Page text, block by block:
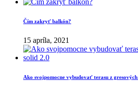
Čím zakryť balkón?
15 apríla, 2021
Ako svojpomocne vybudovať terasu z